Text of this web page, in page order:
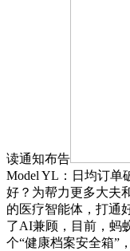
读通知布告
Model YL：日均订单
好？为帮力更多大夫
的医疗智能体，打通
了AI兼顾，目前，蚂
个“健康档案安全箱”